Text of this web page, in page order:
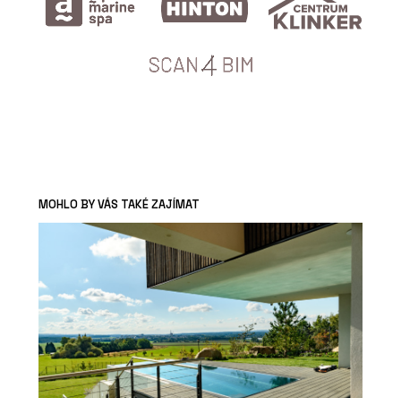
MOHLO BY VÁS TAKÉ ZAJÍMAT